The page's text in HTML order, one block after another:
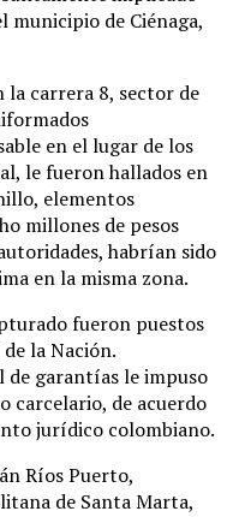
de Ciénaga,
la carrera 8, sector de
en el lugar de los
le fueron hallados en
elementos
millones de pesos
habrían sido
en la misma zona.
fueron puestos
la Nación.
garantías le impuso
carcelario, de acuerdo
jurídico colombiano.
Ríos Puerto,
de Santa Marta,